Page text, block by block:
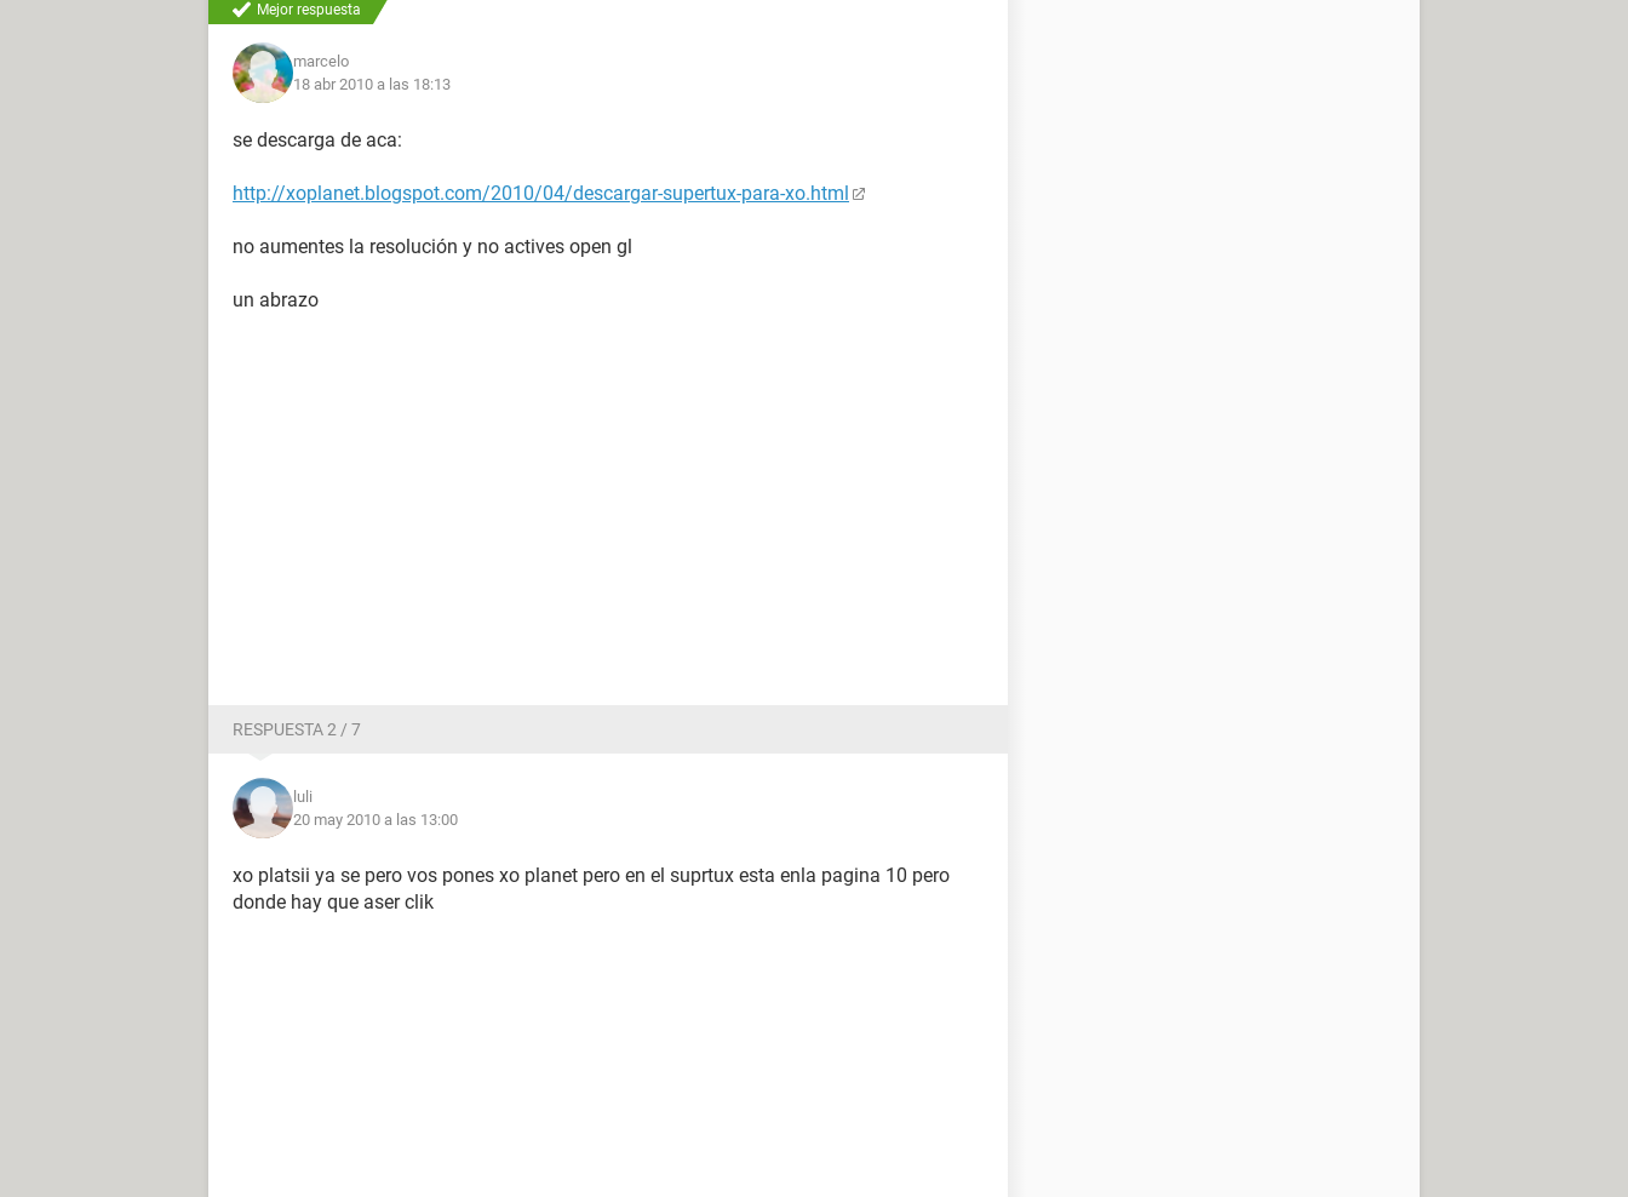
Mejor respuesta
marcelo
18 abr 2010 a las 18:13
se descarga de aca:
http://xoplanet.blogspot.com/2010/04/descargar-supertux-para-xo.html
no aumentes la resolución y no actives open gl
un abrazo
RESPUESTA 2 / 7
luli
20 may 2010 a las 13:00
xo platsii ya se pero vos pones xo planet pero en el suprtux esta enla pagina 10 pero
donde hay que aser clik